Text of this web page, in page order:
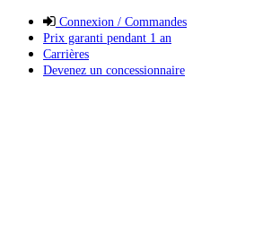
Connexion / Commandes
Prix garanti pendant 1 an
Carrières
Devenez un concessionnaire